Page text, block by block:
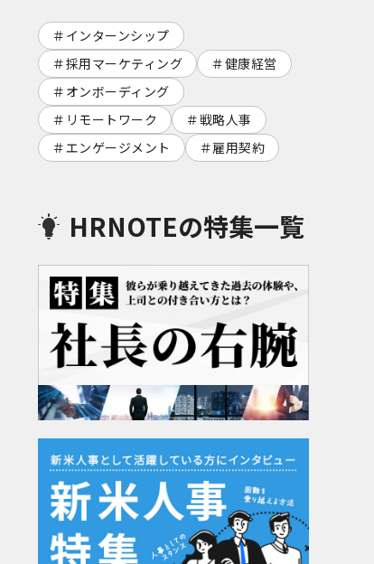
インターンシップ
採用マーケティング
健康経営
オンボーディング
リモートワーク
戦略人事
エンゲージメント
雇用契約
HRNOTEの特集一覧